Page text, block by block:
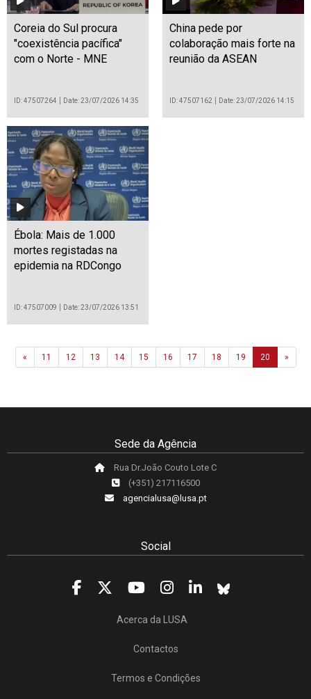
Coreia do Sul procura
"coexistência pacífica"
com o Norte - MNE
ID: 47507264 Date: 23/07/2026 14:35
China pede por
colaboração mais forte na
reunião da ASEAN
ID: 47507162 Date: 23/07/2026 14:15
Ébola: Mais de 1.000
mortes registadas na
epidemia na RDCongo
ID: 47507009 Date: 23/07/2026 13:51
«Previous
11 12 13 14 15 16 17 18 19 20 »Next
Sede da Agência
Rua Dr.João Couto Lote C
(+351) 217116500
agencialusa@lusa.pt
Social
Acerca da LUSA
Contactos
Termos e Condições